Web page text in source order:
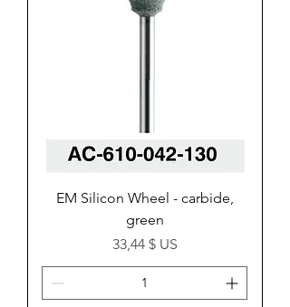
EM Silicon Wheel - carbide,
green
Prix
33,44 $ US